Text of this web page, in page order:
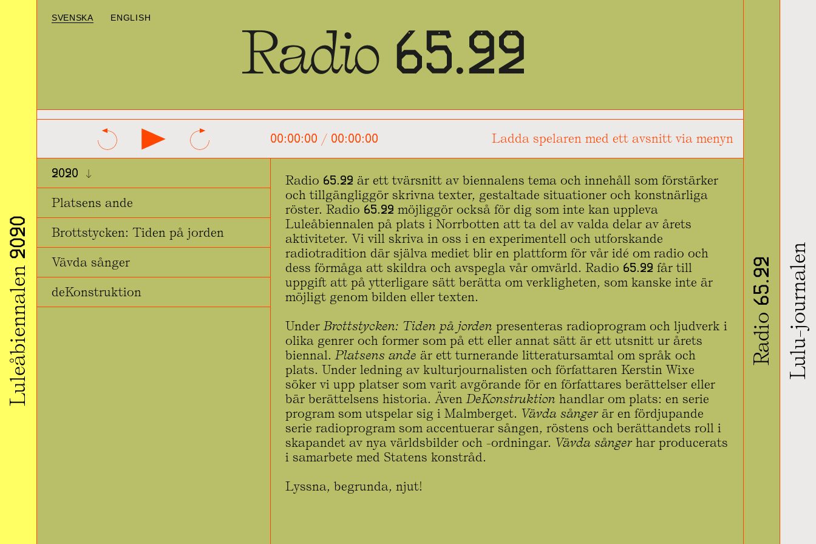
Lulu-journalen
Radio 65.22
Luleåbiennalen 2020
SVENSKA ENGLISH
00:00:00 / 00:00:00 Ladda spelaren med ett avsnitt via menyn
2020
Platsens ande
Brottstycken: Tiden på jorden
Vävda sånger
deKonstruktion
Radio 65.22 är ett tvärsnitt av biennalens tema och innehåll som förstärker
och tillgängliggör skrivna texter, gestaltade situationer och konstnärliga
röster. Radio 65.22 möjliggör också för dig som inte kan uppleva
Luleåbiennalen på plats i Norrbotten att ta del av valda delar av årets
aktiviteter. Vi vill skriva in oss i en experimentell och utforskande
radiotradition där själva mediet blir en plattform för vår idé om radio och
dess förmåga att skildra och avspegla vår omvärld. Radio 65.22 får till
uppgift att på ytterligare sätt berätta om verkligheten, som kanske inte är
möjligt genom bilden eller texten.
UnderBrottstycken: Tiden på jorden presenteras radioprogram och ljudverk i
olika genrer och former som på ett eller annat sätt är ett utsnitt ur årets
biennal.Platsens ande är ett turnerande litteratursamtal om språk och
plats. Under ledning av kulturjournalisten och författaren Kerstin Wixe
söker vi upp platser som varit avgörande för en författares berättelser eller
bär berättelsens historia. ÄvenDeKonstruktion handlar om plats: en serie
program som utspelar sig i Malmberget. Vävda sångerär en fördjupande
serie radioprogram som accentuerar sången, röstens och berättandets roll i
skapandet av nya världsbilder och -ordningar. Vävda sångerhar producerats
i samarbete med Statens konstråd.
Lyssna, begrunda, njut!